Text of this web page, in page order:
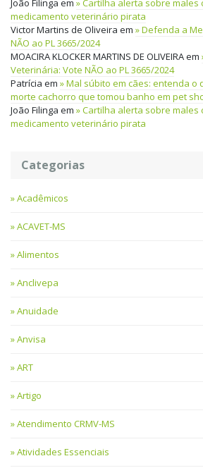
João Filinga em
Cartilha alerta sobre males
medicamento veterinário pirata
Victor Martins de Oliveira em
Defenda a
NÃO ao PL 3665/2024
MOACIRA KLOCKER MARTINS DE OLIVEIRAem
Veterinária: Vote NÃO ao PL 3665/2024
Patrícia em
Mal súbito em cães: entenda o
morte cachorro que tomou banho em pet
João Filinga em
Cartilha alerta sobre males
medicamento veterinário pirata
Categorias
Acadêmicos
ACAVET-MS
Alimentos
Anclivepa
Anuidade
Anvisa
ART
Artigo
Atendimento CRMV-MS
Atividades Essenciais